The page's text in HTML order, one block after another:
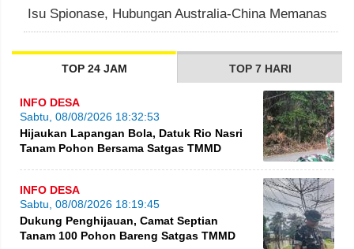
Isu Spionase, Hubungan Australia-China Memanas
TOP 24 JAM TOP 7 HARI
INFO DESA
Sabtu, 08/08/2026 18:32:53
Hijaukan Lapangan Bola, Datuk Rio Nasri
Tanam Pohon Bersama Satgas TMMD
INFO DESA
Sabtu, 08/08/2026 18:19:45
Dukung Penghijauan, Camat Septian
Tanam 100 Pohon Bareng Satgas TMMD